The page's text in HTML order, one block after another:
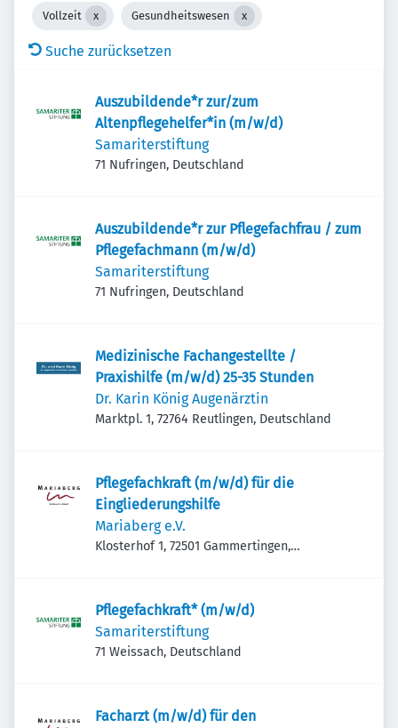
Vollzeit Gesundheitswesen
Suche zurücksetzen
Auszubildende*r zur/zum
Altenpflegehelfer*in (m/w/d)
Samariterstiftung
71 Nufringen, Deutschland
Auszubildende*r zur Pflegefachfrau / zum
Pflegefachmann (m/w/d)
Samariterstiftung
71 Nufringen, Deutschland
Medizinische Fachangestellte /
Praxishilfe (m/w/d) 25-35 Stunden
Dr. Karin König Augenärztin
Marktpl. 1, 72764 Reutlingen, Deutschland
Pflegefachkraft (m/w/d) für die
Eingliederungshilfe
Mariaberg e.V.
Klosterhof 1, 72501 Gammertingen,
Pflegefachkraft* (m/w/d)
Samariterstiftung
71 Weissach, Deutschland
Facharzt (m/w/d) für den